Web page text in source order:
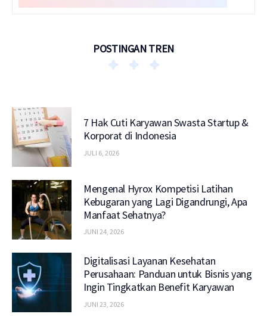
POSTINGAN TREN
7 Hak Cuti Karyawan Swasta Startup &
Korporat di Indonesia
JULI 6, 2026
Mengenal Hyrox Kompetisi Latihan
Kebugaran yang Lagi Digandrungi, Apa
Manfaat Sehatnya?
JUNI 24, 2026
Digitalisasi Layanan Kesehatan
Perusahaan: Panduan untuk Bisnis yang
Ingin Tingkatkan Benefit Karyawan
JUNI 23, 2026